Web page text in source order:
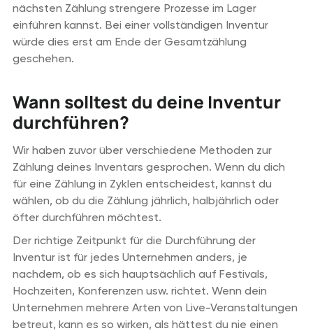
nächsten Zählung strengere Prozesse im Lager
einführen kannst. Bei einer vollständigen Inventur
würde dies erst am Ende der Gesamtzählung
geschehen.
Wann solltest du deine Inventur
durchführen?
Wir haben zuvor über verschiedene Methoden zur
Zählung deines Inventars gesprochen. Wenn du dich
für eine Zählung in Zyklen entscheidest, kannst du
wählen, ob du die Zählung jährlich, halbjährlich oder
öfter durchführen möchtest.
Der richtige Zeitpunkt für die Durchführung der
Inventur ist für jedes Unternehmen anders, je
nachdem, ob es sich hauptsächlich auf Festivals,
Hochzeiten, Konferenzen usw. richtet. Wenn dein
Unternehmen mehrere Arten von Live-Veranstaltungen
betreut, kann es so wirken, als hättest du nie einen